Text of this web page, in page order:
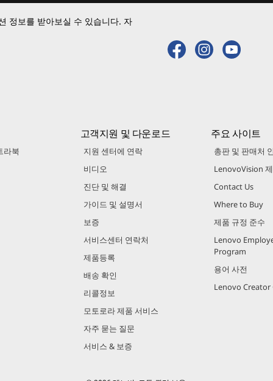
정보를 받아보실 수 있습니다. 자
라북
고객지원 및 다운로드
지원 센터에 연락
비디오
진단 및 해결
가이드 및 설명서
보증
서비스센터 연락처
제품등록
배송 확인
리콜정보
모토로라 제품 서비스
자주 묻는 질문
서비스 & 보증
주요 사이트
총판 및 판매처
LenovoVision
Contact Us
Where to Buy
제품 규정 준수
Lenovo
Program
용어 사전
Lenovo